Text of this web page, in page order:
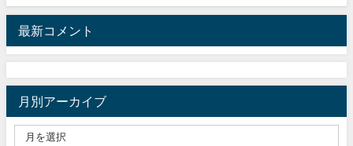
最新コメント
月別アーカイブ